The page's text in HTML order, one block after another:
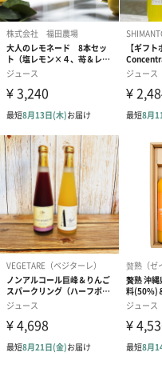
を最大限に引き出すベスト
その発想の自由さこそが
KIHACHIが創り出す、新たな
商品詳細情報
外装サイズ
賞味期限／消
費期限
製造日より
購入者最低保
証残存賞味期
限
30日以上
加工地
日本
配送方法（常
温・冷凍・冷
蔵）